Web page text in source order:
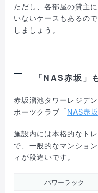
ただし、各部屋の貸主
いないケースもあるの
しましょう。
「NAS赤坂」
赤坂溜池タワーレジデ
ポーツクラブ「NAS赤坂
施設内には本格的なト
で、一般的なマンショ
ィが段違いです。
パワーラック